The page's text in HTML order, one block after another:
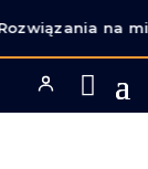
na